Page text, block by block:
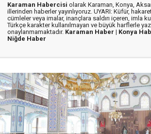
Karaman Habercisi olarak Karaman, Konya,
illerinden haberler yayınlıyoruz. UYARI: Küfür,
cümleler veya imalar, inançlara saldırı içeren, imla
Türkçe karakter kullanılmayan ve büyük harflerle
onaylanmamaktadır. Karaman Haber | Konya
Niğde Haber